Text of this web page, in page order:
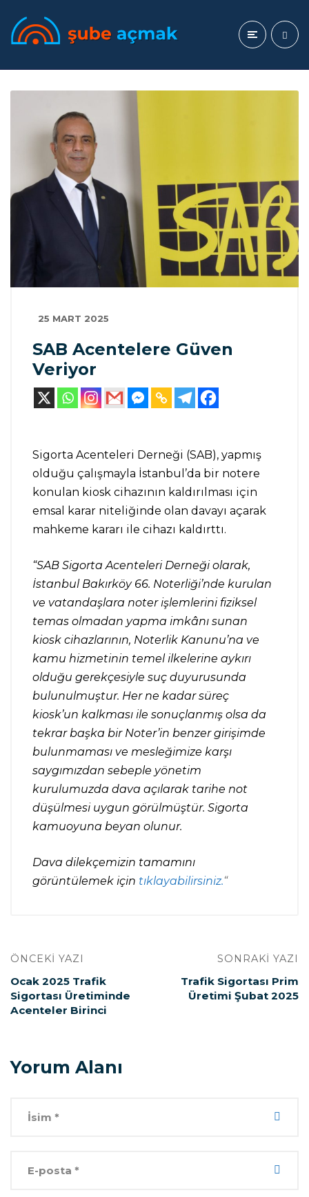
25 MART 2025
SAB Acentelere Güven
Veriyor
Sigorta Acenteleri Derneği (SAB), yapmış
olduğu çalışmayla İstanbul’da bir notere
konulan kiosk cihazının kaldırılması için
emsal karar niteliğinde olan davayı açarak
mahkeme kararı ile cihazı kaldırttı.
“SAB Sigorta Acenteleri Derneği olarak,
İstanbul Bakırköy 66. Noterliği’nde kurulan
ve vatandaşlara noter işlemlerini fiziksel
temas olmadan yapma imkânı sunan
kiosk cihazlarının, Noterlik Kanunu’na ve
kamu hizmetinin temel ilkelerine aykırı
olduğu gerekçesiyle suç duyurusunda
bulunulmuştur. Her ne kadar süreç
kiosk’un kalkması ile sonuçlanmış olsa da
tekrar başka bir Noter’in benzer girişimde
bulunmaması ve mesleğimize karşı
saygımızdan sebeple yönetim
kurulumuzda dava açılarak tarihe not
düşülmesi uygun görülmüştür. Sigorta
kamuoyuna beyan olunur.
Dava dilekçemizin tamamını
görüntülemek için tıklayabilirsiniz.“
ÖNCEKI YAZI
Ocak 2025 Trafik
Sigortası Üretiminde
Acenteler Birinci
SONRAKI YAZI
Trafik Sigortası Prim
Üretimi Şubat 2025
Yorum Alanı